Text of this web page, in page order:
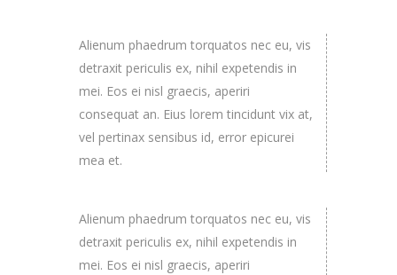
Alienum phaedrum torquatos nec eu, vis
detraxit periculis ex, nihil expetendis in
mei. Eos ei nisl graecis, aperiri
consequat an. Eius lorem tincidunt vix at,
vel pertinax sensibus id, error epicurei
mea et.
Alienum phaedrum torquatos nec eu, vis
detraxit periculis ex, nihil expetendis in
mei. Eos ei nisl graecis, aperiri